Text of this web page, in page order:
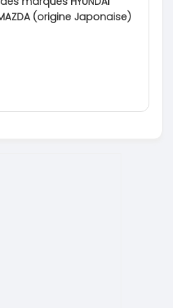
(origine Japonaise)